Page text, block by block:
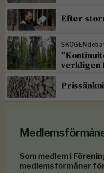
Efter
verkligen
Som medlem i
medlemsförmåner